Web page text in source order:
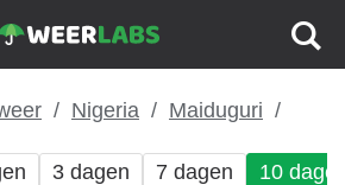
Nigeria Maiduguri
3 dagen 7 dagen 10